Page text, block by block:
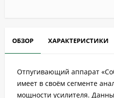
ОБЗОР ХАРАКТЕРИСТИКИ
Отпугивающий аппарат
имеет в своём сегменте
мощности усилителя.